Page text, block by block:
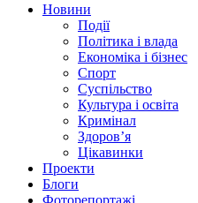
Новини
Події
Політика і влада
Економіка і бізнес
Спорт
Суспільство
Культура і освіта
Кримінал
Здоров’я
Цікавинки
Проекти
Блоги
Фоторепортажі